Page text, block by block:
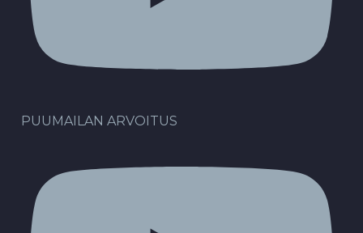
PUUMAILAN ARVOITUS